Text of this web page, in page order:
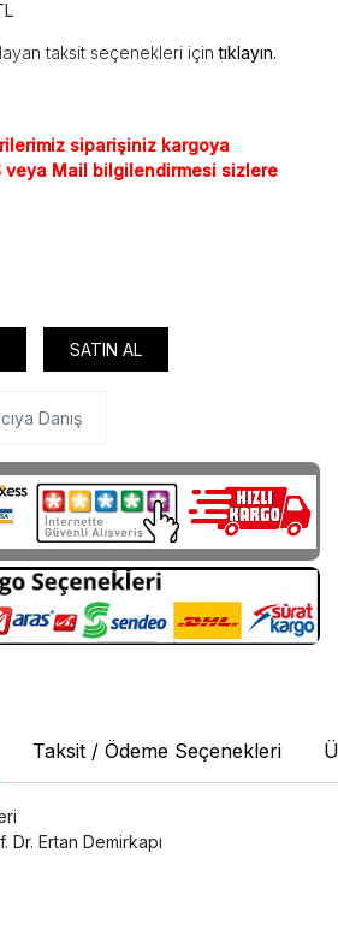
taksit seçenekleri içintıklayın.
siparişiniz kargoya
veya Mail bilgilendirmesi sizlere
SATIN AL
Danış
Taksit / Ödeme Seçenekleri
Dr. Ertan Demirkapı